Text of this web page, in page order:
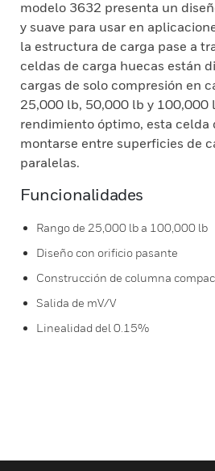
modelo 3632 presenta un
y suave para usar en
la estructura de carga pase a
celdas de carga huecas están
cargas de solo compresión en
25,000 lb, 50,000 lb y 100,000
rendimiento óptimo, esta celda
montarse entre superficies de
paralelas.
Funcionalidades
Rango de 25,000 lb a 100,000 lb
Diseño con orificio pasante
Construcción de columna
Salida de mV/V
Linealidad del 0.15%